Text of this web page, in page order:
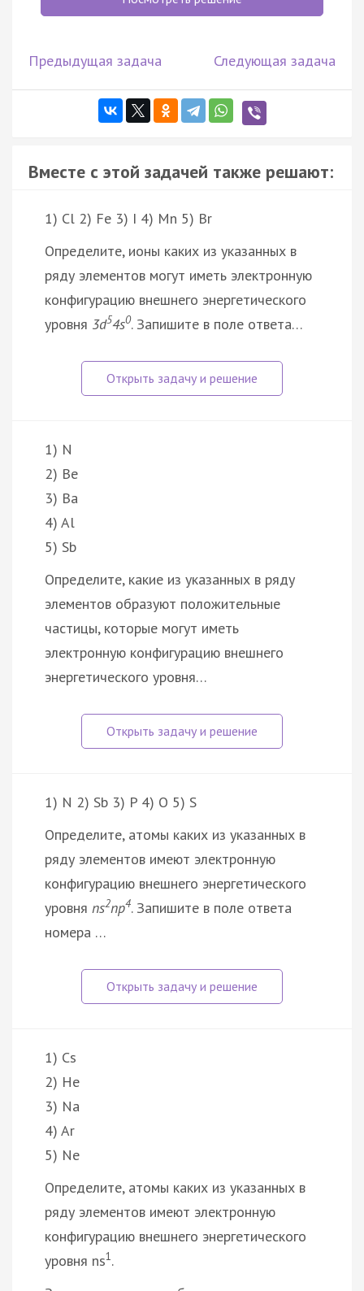
Предыдущая задача Следующая задача
Вместе с этой задачей также решают:
1) Cl 2) Fe 3) I 4) Mn 5) Br
Определите, ионы каких из указанных в
ряду элементов могут иметь электронную
конфигурацию внешнего энергетического
уровня 3d54s0. Запишите в поле ответа…
1) N
2) Be
3) Ba
4) Al
5) Sb
Определите, какие из указанных в ряду
элементов образуют положительные
частицы, которые могут иметь
электронную конфигурацию внешнего
энергетического уровня…
1) N 2) Sb 3) P 4) O 5) S
Определите, атомы каких из указанных в
ряду элементов имеют электронную
конфигурацию внешнего энергетического
уровня ns2np4. Запишите в поле ответа
номера …
1) Cs
2) He
3) Na
4) Ar
5) Ne
Определите, атомы каких из указанных в
ряду элементов имеют электронную
конфигурацию внешнего энергетического
уровня ns1.